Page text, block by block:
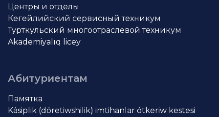
Центры и отделы
Кегейлийский сервисный техникум
Турткульский многоотраслевой техникум
Akademiyalıq licey
Абитуриентам
Памятка
Kásiplik (dóretiwshilik) imtihanlar ótkeriw kestesi